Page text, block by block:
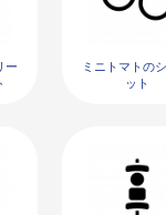
ー
ミニトマトの
ット